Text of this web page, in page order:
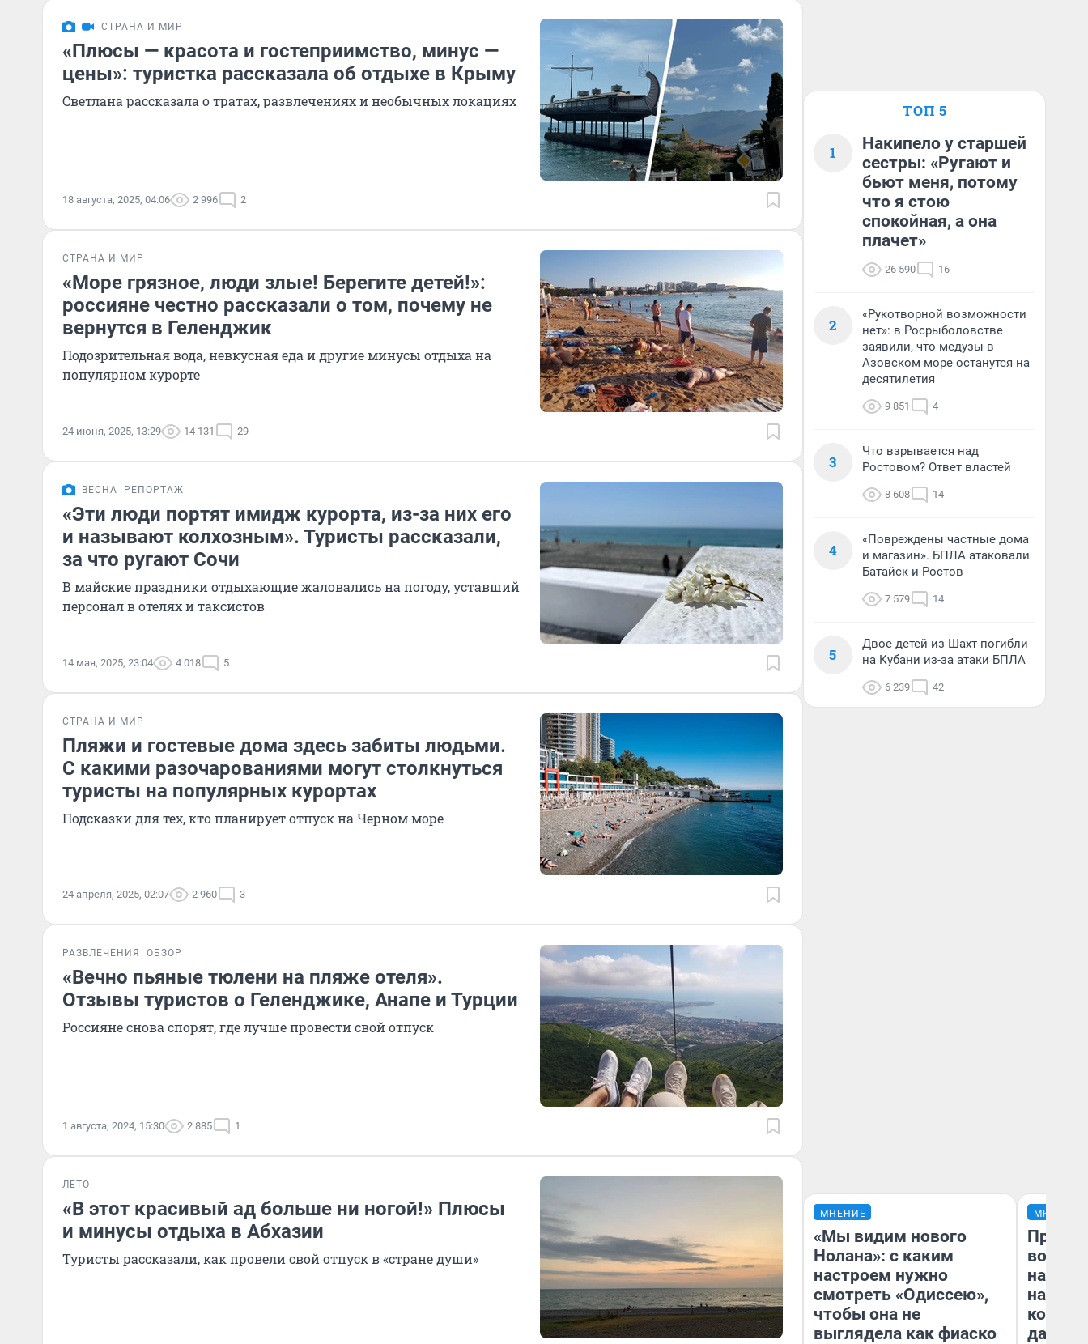
СТРАНА И МИР
«Плюсы — красота и гостеприимство, минус —
цены»: туристка рассказала об отдыхе в Крыму
Светлана рассказала о тратах, развлечениях и необычных локациях
18 августа, 2025, 04:06 2 996 2
СТРАНА И МИР
«Море грязное, люди злые! Берегите детей!»:
россияне честно рассказали о том, почему не
вернутся в Геленджик
Подозрительная вода, невкусная еда и другие минусы отдыха на
популярном курорте
24 июня, 2025, 13:29 14 131 29
ВЕСНА РЕПОРТАЖ
«Эти люди портят имидж курорта, из-за них его
и называют колхозным». Туристы рассказали,
за что ругают Сочи
В майские праздники отдыхающие жаловались на погоду, уставший
персонал в отелях и таксистов
14 мая, 2025, 23:04 4 018 5
СТРАНА И МИР
Пляжи и гостевые дома здесь забиты людьми.
С какими разочарованиями могут столкнуться
туристы на популярных курортах
Подсказки для тех, кто планирует отпуск на Черном море
24 апреля, 2025, 02:07 2 960 3
РАЗВЛЕЧЕНИЯ ОБЗОР
«Вечно пьяные тюлени на пляже отеля».
Отзывы туристов о Геленджике, Анапе и Турции
Россияне снова спорят, где лучше провести свой отпуск
1 августа, 2024, 15:30 2 885 1
ЛЕТО
«В этот красивый ад больше ни ногой!» Плюсы
и минусы отдыха в Абхазии
Туристы рассказали, как провели свой отпуск в «стране души»
ТОП 5
1
Накипело у старшей
сестры: «Ругают и
бьют меня, потому
что я стою
спокойная, а она
плачет»
26 590 16
2
«Рукотворной возможности
нет»: в Росрыболовстве
заявили, что медузы в
Азовском море останутся на
десятилетия
9 851 4
3
Что взрывается над
Ростовом? Ответ властей
8 608 14
4
«Повреждены частные дома
и магазин». БПЛА атаковали
Батайск и Ростов
7 579 14
5
Двое детей из Шахт погибли
на Кубани из-за атаки БПЛА
6 239 42
МНЕНИЕ
«Мы видим нового
Нолана»: с каким
настроем нужно
смотреть «Одиссею»,
чтобы она не
выглядела как фиаско
МНЕНИЕ
нам
даже